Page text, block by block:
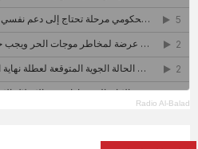
Radio Al-Balad